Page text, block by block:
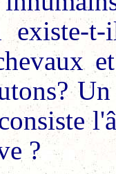
t-
?